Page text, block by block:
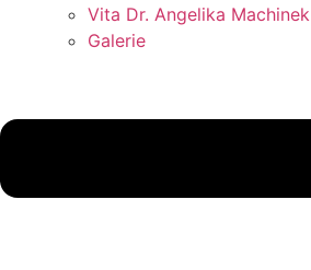
Vita Dr. Angelika Machinek
Galerie